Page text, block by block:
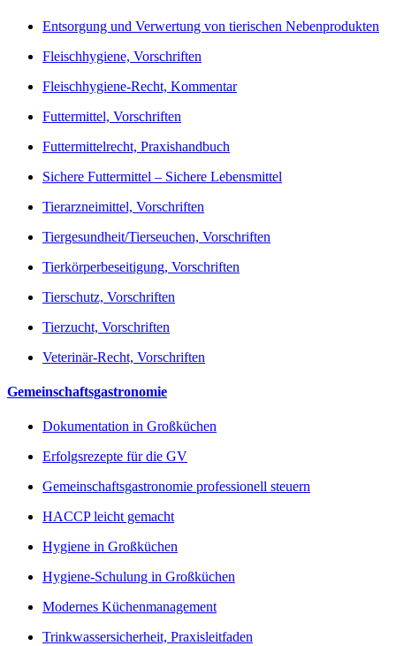
Entsorgung und Verwertung von tierischen Nebenprodukten
Fleischhygiene, Vorschriften
Fleischhygiene-Recht, Kommentar
Futtermittel, Vorschriften
Futtermittelrecht, Praxishandbuch
Sichere Futtermittel – Sichere Lebensmittel
Tierarzneimittel, Vorschriften
Tiergesundheit/Tierseuchen, Vorschriften
Tierkörperbeseitigung, Vorschriften
Tierschutz, Vorschriften
Tierzucht, Vorschriften
Veterinär-Recht, Vorschriften
Gemeinschaftsgastronomie
Dokumentation in Großküchen
Erfolgsrezepte für die GV
Gemeinschaftsgastronomie professionell steuern
HACCP leicht gemacht
Hygiene in Großküchen
Hygiene-Schulung in Großküchen
Modernes Küchenmanagement
Trinkwassersicherheit, Praxisleitfaden